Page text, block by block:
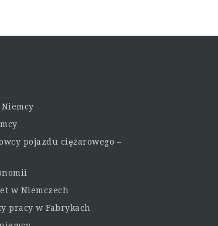
pojazdu ciężarowego –
w Niemczech
pracy w Fabrykach